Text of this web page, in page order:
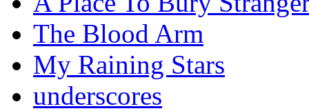
The Blood Arm
My Raining Stars
underscores